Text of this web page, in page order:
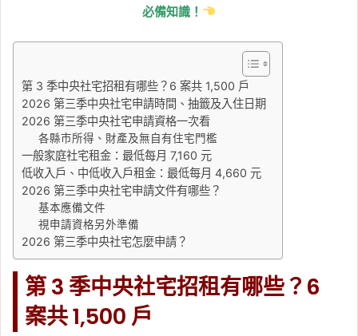
必備知識！
第 3 季中央社宅招租有哪些？6 案共 1,500 戶
2026 第三季中央社宅申請時間、抽籤及入住日期
2026 第三季中央社宅申請資格一次看
各縣市所得、財產及無自有住宅門檻
一般家庭社宅租金：最低每月 7,160 元
低收入戶、中低收入戶租金：最低每月 4,660 元
2026 第三季中央社宅申請文件有哪些？
基本應備文件
視申請資格另外準備
2026 第三季中央社宅怎麼申請？
第 3 季中央社宅招租有哪些？6
案共 1,500 戶